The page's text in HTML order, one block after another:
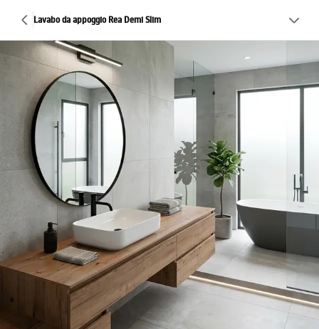
Lavabo da appoggio Rea Demi Slim